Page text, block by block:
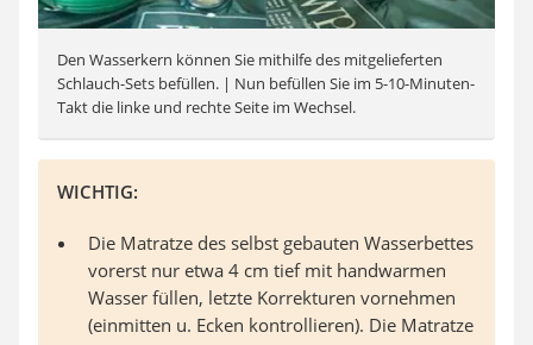
Den Wasserkern können Sie mithilfe des mitgelieferten
Schlauch-Sets befüllen. | Nun befüllen Sie im 5-10-Minuten-
Takt die linke und rechte Seite im Wechsel.
WICHTIG:
Die Matratze des selbst gebauten Wasserbettes
vorerst nur etwa 4 cm tief mit handwarmen
Wasser füllen, letzte Korrekturen vornehmen
(einmitten u. Ecken kontrollieren). Die Matratze